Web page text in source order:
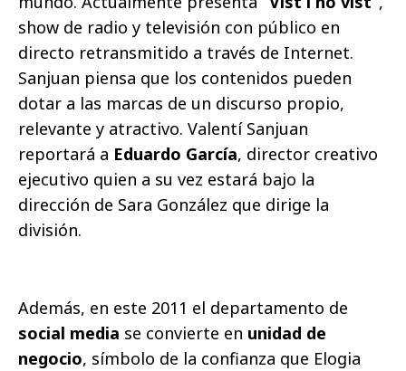
show de radio y televisión con público en
directo retransmitido a través de Internet.
Sanjuan piensa que los contenidos pueden
dotar a las marcas de un discurso propio,
relevante y atractivo. Valentí Sanjuan
reportará a Eduardo García, director creativo
ejecutivo quien a su vez estará bajo la
dirección de Sara González que dirige la
división.
Además, en este 2011 el departamento de
social media se convierte en unidad de
negocio, símbolo de la confianza que Elogia